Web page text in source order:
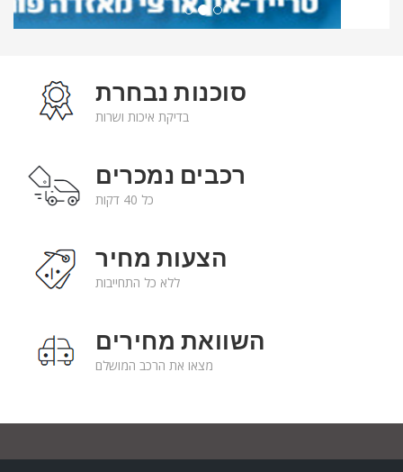
סוכנות נבחרת
בדיקת איכות ושרות
רכבים נמכרים
כל 40 דקות
הצעות מחיר
ללא כל התחייבות
השוואת מחירים
מצאו את הרכב המושלם